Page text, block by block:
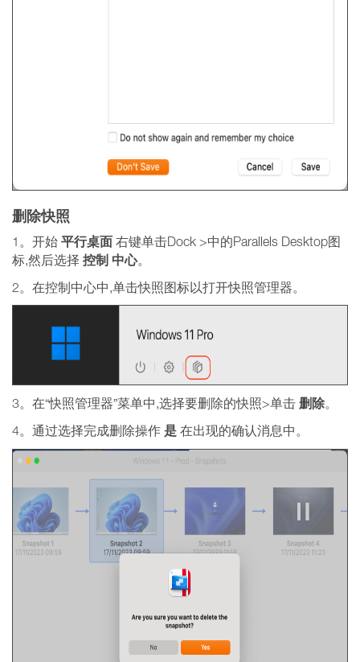
删除快照
1。开始 平行桌面 右键单击Dock >中的Parallels Desktop图
标,然后选择 控制 中心。
2。在控制中心中,单击快照图标以打开快照管理器。
3。在“快照管理器”菜单中,选择要删除的快照>单击 删除。
4。通过选择完成删除操作 是 在出现的确认消息中。